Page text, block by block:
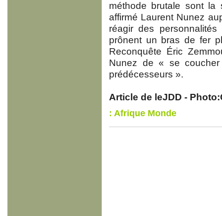
méthode brutale sont la
affirmé Laurent Nunez
réagir des
prônent un bras de fer
Reconquête Éric
Nunez de « se
prédécesseurs ».
Article de leJDD -
: Afrique Monde